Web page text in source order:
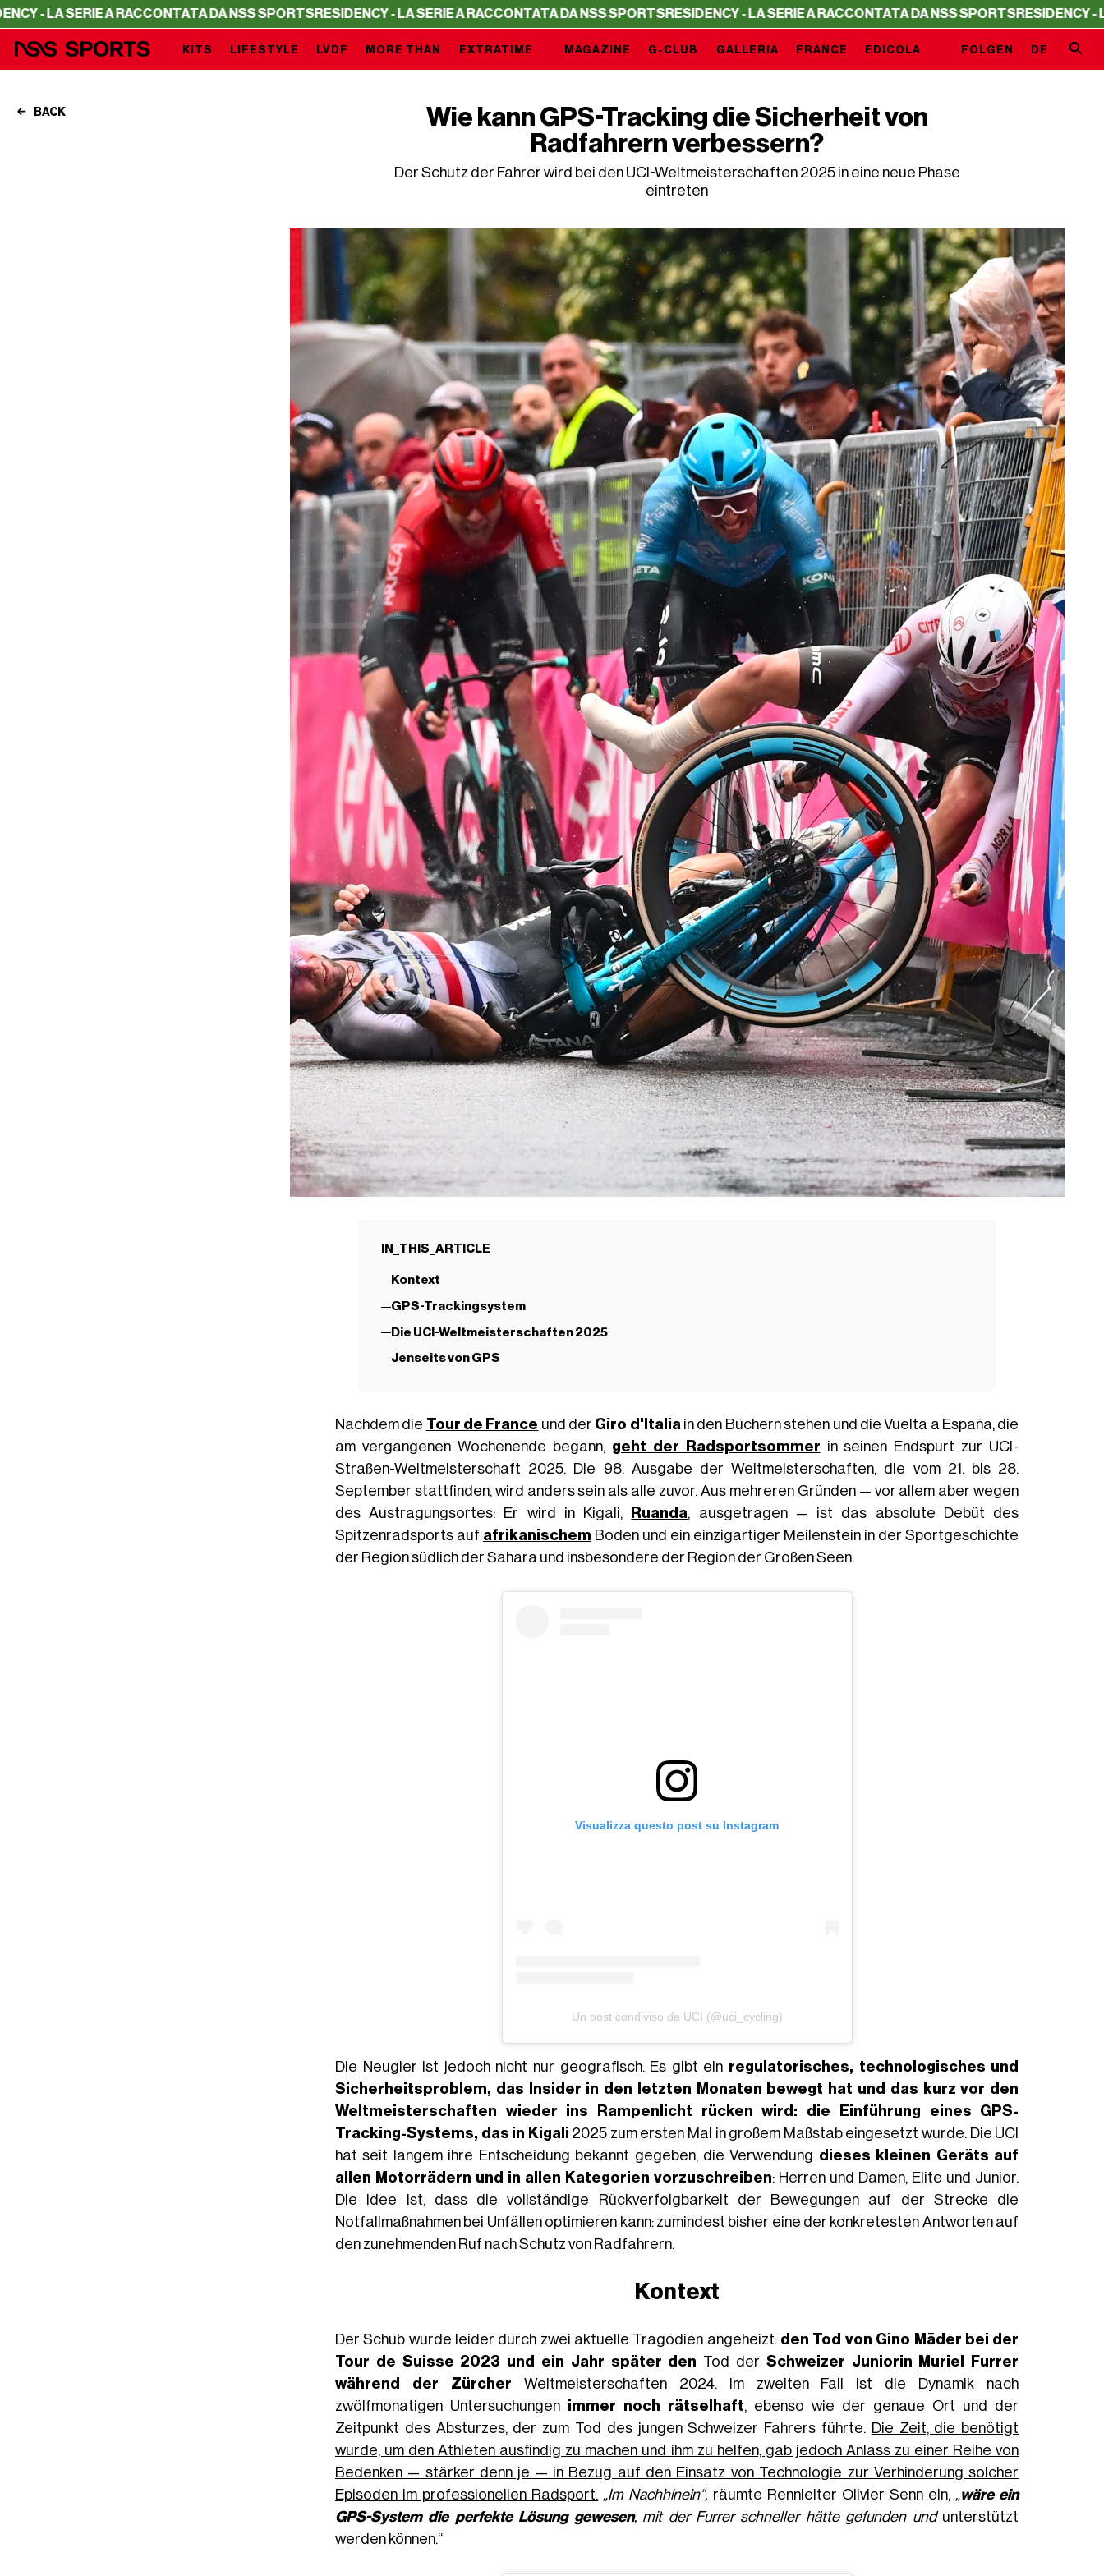
SERIE A RACCONTATA DA NSS SPORTSRESIDENCY - LA SERIE A RACCONTATA DA NSS SPORTSRESIDENCY - LA SERIE A RACCONTATA DA NSS SPORTSRESIDENCY - LA
EXTRATIME
KITS LIFESTYLE LVDF MORE THAN MAGAZINE G-CLUB GALLERIA FRANCE EDICOLA FOLGEN DE
BACK
Wie kann GPS-Tracking die Sicherheit von
Radfahrern verbessern?
Der Schutz der Fahrer wird bei den UCI-Weltmeisterschaften 2025 in eine neue Phase
eintreten
IN_THIS_ARTICLE
Kontext
GPS-Trackingsystem
Die UCI-Weltmeisterschaften 2025
Jenseits von GPS
Nachdem die Tour de France und der Giro d'Italia in den Büchern stehen und die Vuelta a España, die
am vergangenen Wochenende begann, geht der Radsportsommer in seinen Endspurt zur UCI-
Straßen-Weltmeisterschaft 2025. Die 98. Ausgabe der Weltmeisterschaften, die vom 21. bis 28.
September stattfinden, wird anders sein als alle zuvor. Aus mehreren Gründen — vor allem aber wegen
des Austragungsortes: Er wird in Kigali,
Ruanda, ausgetragen — ist das absolute Debüt des
Spitzenradsports auf afrikanischem Boden und ein einzigartiger Meilenstein in der Sportgeschichte
der Region südlich der Sahara und insbesondere der Region der Großen Seen.
Visualizza questo post su Instagram
Un post condiviso da UCI (@uci_cycling)
Die Neugier ist jedoch nicht nur geografisch. Es gibt ein regulatorisches, technologisches und
Sicherheitsproblem, das Insider in den letzten Monaten bewegt hat und das kurz vor den
Weltmeisterschaften wieder ins Rampenlicht rücken wird: die Einführung eines GPS-
Tracking-Systems, das in Kigali 2025 zum ersten Mal in großem Maßstab eingesetzt wurde. Die UCI
hat seit langem ihre Entscheidung bekannt gegeben, die Verwendung dieses kleinen Geräts auf
allen Motorrädern und in allen Kategorien vorzuschreiben: Herren und Damen, Elite und Junior.
Die Idee ist, dass die vollständige Rückverfolgbarkeit der Bewegungen auf der Strecke die
Notfallmaßnahmen bei Unfällen optimieren kann: zumindest bisher eine der konkretesten Antworten auf
den zunehmenden Ruf nach Schutz von Radfahrern.
Kontext
Der Schub wurde leider durch zwei aktuelle Tragödien angeheizt: den Tod von Gino Mäder bei der
Tour de Suisse 2023 und ein Jahr später den Tod der Schweizer Juniorin Muriel Furrer
während der Zürcher Weltmeisterschaften 2024. Im zweiten Fall ist die Dynamik nach
zwölfmonatigen Untersuchungen immer noch rätselhaft, ebenso wie der genaue Ort und der
Zeitpunkt des Absturzes, der zum Tod des jungen Schweizer Fahrers führte. Die Zeit, die benötigt
wurde, um den Athleten ausfindig zu machen und ihm zu helfen, gab jedoch Anlass zu einer Reihe von
Bedenken — stärker denn je — in Bezug auf den Einsatz von Technologie zur Verhinderung solcher
Episoden im professionellen Radsport. „Im Nachhinein“, räumte Rennleiter Olivier Senn ein, „wäre ein
GPS-System die perfekte Lösung gewesen, mit der Furrer schneller hätte gefunden undunterstützt
werden können.“